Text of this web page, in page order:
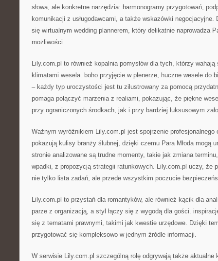
słowa, ale konkretne narzędzia: harmonogramy przygotowań,
komunikacji z usługodawcami, a także wskazówki
się wirtualnym wedding plannerem, który delikatnie naprowadza
możliwości.
Lily.com.pl to również kopalnia pomysłów dla tych, którzy
klimatami wesela. boho przyjęcie w plenerze, huczne wesele do
– każdy typ uroczystości jest tu zilustrowany za pomocą
pomaga połączyć marzenia z realiami, pokazując, że piękne
przy ograniczonych środkach, jak i przy bardziej luksusowym
Ważnym wyróżnikiem Lily.com.pl jest spojrzenie profesjonalnego
pokazują kulisy branży ślubnej, dzięki czemu Para Młoda mogą
stronie analizowane są trudne momenty, takie jak zmiana
wpadki, z propozycją strategii ratunkowych. Lily.com.pl uczy, że
nie tylko lista zadań, ale przede wszystkim poczucie
Lily.com.pl to przystań dla romantyków, ale również kącik dla
parze z organizacją, a styl łączy się z wygodą dla gości.
się z tematami prawnymi, takimi jak kwestie urzędowe. Dzięki
przygotować się kompleksowo w jednym źródle informacji.
W serwisie Lily.com.pl szczególną rolę odgrywają także aktualne